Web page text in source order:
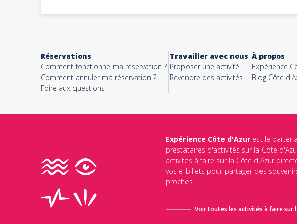
Réservations
Comment fonctionne ma réservation ?
Comment annuler ma réservation ?
Foire aux questions
Travailler avec nous
Proposer une activité
Revendre des activités
À propos
Expérience
Blog Côte
Expérience Côte d'Azurest le
prestataires d'activités sur la Côte
activités à faire sur la Côte d'Azur
vos e-billets pour partager des
proches.
Voir toutes les activités à faire sur